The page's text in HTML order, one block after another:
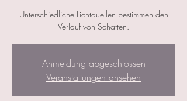
Unterschiedliche Lichtquellen bestimmen den
Verlauf von Schatten.
Anmeldung abgeschlossen
Veranstaltungen ansehen